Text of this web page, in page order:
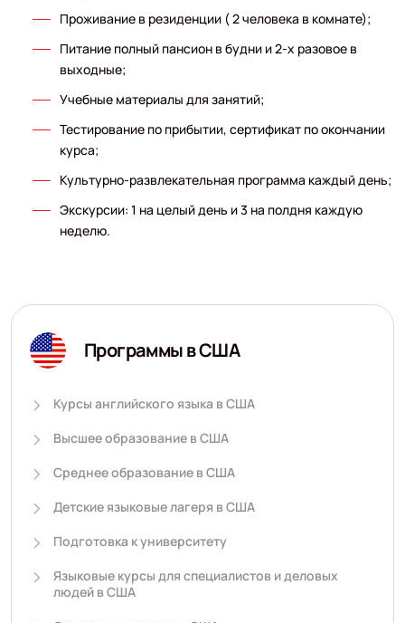
Проживание в резиденции ( 2 человека в комнате);
Питание полный пансион в будни и 2-х разовое в
выходные;
Учебные материалы для занятий;
Тестирование по прибытии, сертификат по окончании
курса;
Культурно-развлекательная программа каждый день;
Экскурсии: 1 на целый день и 3 на полдня каждую
неделю.
Программы в США
Курсы английского языка в США
Высшее образование в США
Среднее образование в США
Детские языковые лагеря в США
Подготовка к университету
Языковые курсы для специалистов и деловых
людей в США